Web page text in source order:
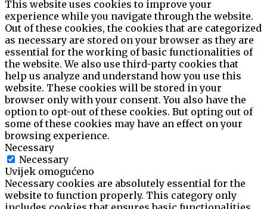
This website uses cookies to improve your
experience while you navigate through the website.
Out of these cookies, the cookies that are categorized
as necessary are stored on your browser as they are
essential for the working of basic functionalities of
the website. We also use third-party cookies that
help us analyze and understand how you use this
website. These cookies will be stored in your
browser only with your consent. You also have the
option to opt-out of these cookies. But opting out of
some of these cookies may have an effect on your
browsing experience.
Necessary
Necessary
Uvijek omogućeno
Necessary cookies are absolutely essential for the
website to function properly. This category only